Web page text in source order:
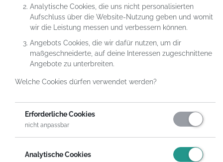
SPENDEN FÜR DAS PROJEKT
KINDER- UND JUGENDHAUS
"NEZABUDKA"
Analytische Cookies, die uns nicht personalisierten
Aufschluss über die Website-Nutzung geben und womit
wir die Leistung messen und verbessern können.
Angebots Cookies, die wir dafür nutzen, um dir
maßgeschneiderte, auf deine Interessen zugeschnittene
Angebote zu unterbreiten.
Welche Cookies dürfen verwendet werden?
Erforderliche Cookies
nicht anpassbar
Analytische Cookies